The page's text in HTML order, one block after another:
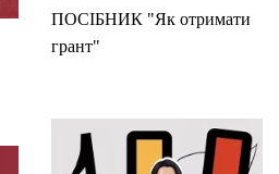
ПОСІБНИК "Як отримати
грант"